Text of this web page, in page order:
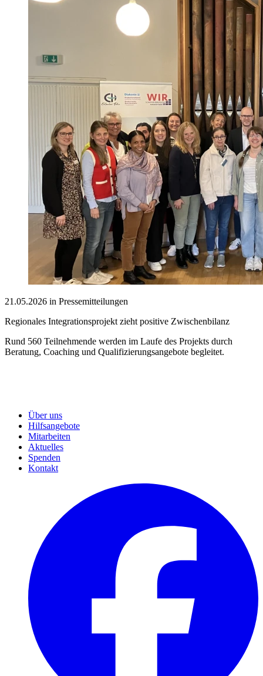
21.05.2026 in Pressemitteilungen
Regionales Integrationsprojekt zieht positive Zwischenbilanz
Rund 560 Teilnehmende werden im Laufe des Projekts durch
Beratung, Coaching und Qualifizierungsangebote begleitet.
Über uns
Hilfsangebote
Mitarbeiten
Aktuelles
Spenden
Kontakt